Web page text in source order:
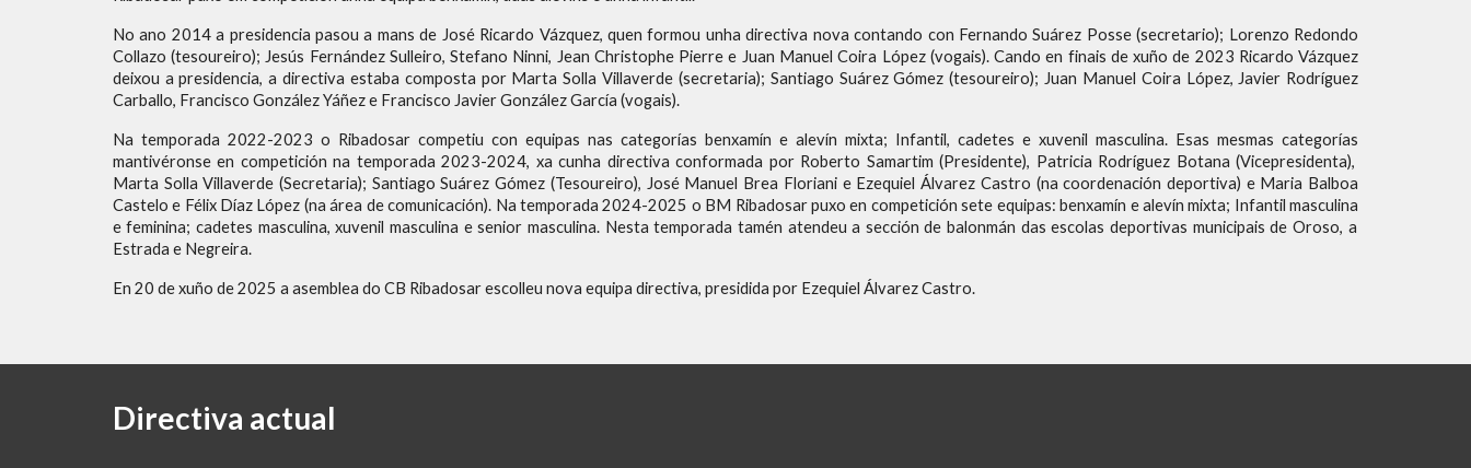
No ano 2014 a presidencia pasou a mans de José Ricardo Vázquez, quen formou unha directiva nova contando con Fernando Suárez Posse (secretario); Lorenzo Redondo
Collazo (tesoureiro); Jesús Fernández Sulleiro, Stefano Ninni, Jean Christophe Pierre e Juan Manuel Coira López (vogais). Cando en finais de xuño de 2023 Ricardo Vázquez
deixou a presidencia, a directiva estaba composta por Marta Solla Villaverde (secretaria); Santiago Suárez Gómez (tesoureiro); Juan Manuel Coira López, Javier Rodríguez
Carballo, Francisco González Yáñez e Francisco Javier González García (vogais).
Na temporada 2022-2023 o Ribadosar competiu con equipas nas categorías benxamín e alevín mixta; Infantil, cadetes e xuvenil masculina. Esas mesmas categorías
mantivéronse en competición na temporada 2023-2024, xa cunha directiva conformada por Roberto Samartim (Presidente), Patricia Rodríguez Botana (Vicepresidenta),
Marta Solla Villaverde (Secretaria); Santiago Suárez Gómez (Tesoureiro), José Manuel Brea Floriani e Ezequiel Álvarez Castro (na coordenación deportiva) e Maria Balboa
Castelo e Félix Díaz López (na área de comunicación). Na temporada 2024-2025 o BM Ribadosar puxo en competición sete equipas:benxamín e alevín mixta; Infantil masculina
e feminina; cadetes masculina, xuvenil masculina e senior masculina. Nesta temporada tamén atendeu a sección de balonmán das escolas deportivas municipais de Oroso, a
Estrada e Negreira.
En 20 de xuño de 2025 a asemblea do CB Ribadosar escolleu nova equipa directiva, presidida por Ezequiel Álvarez Castro.
Directiva actual